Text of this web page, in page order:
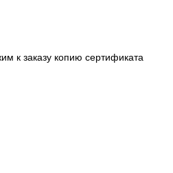
к заказу копию сертификата